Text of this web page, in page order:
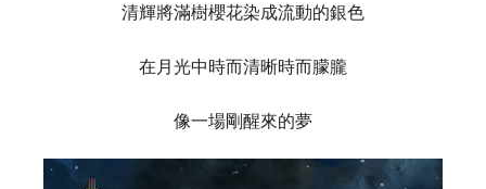
清輝將滿樹櫻花染成流動的銀色
在月光中時而清晰時而朦朧
像一場剛醒來的夢